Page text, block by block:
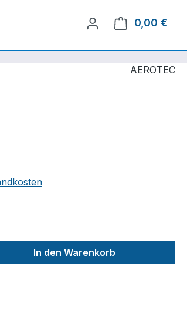
0,00 €
AEROTEC
den gewünschten Wert
In den Warenkorb